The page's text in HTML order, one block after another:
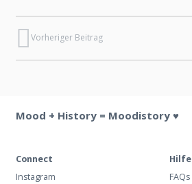
Vorheriger Beitrag
Mood + History = Moodistory ♥
Connect
Instagram
Hilfe
FAQs